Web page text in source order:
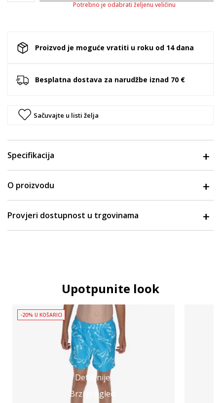
Potrebno je odabrati željenu veličinu
Proizvod je moguće vratiti u roku od 14 dana
Besplatna dostava za narudžbe iznad 70 €
Sačuvajte u listi želja
Specifikacija
O proizvodu
Provjeri dostupnost u trgovinama
Upotpunite look
Detaljnije
Brzi pregled
-20% U KOŠARICI